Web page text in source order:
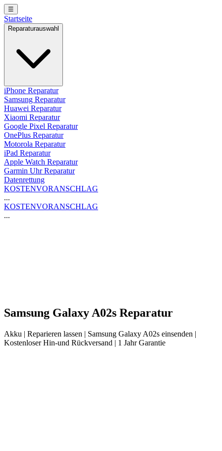
☰
Startseite
Reparaturauswahl
iPhone Reparatur
Samsung Reparatur
Huawei Reparatur
Xiaomi Reparatur
Google Pixel Reparatur
OnePlus Reparatur
Motorola Reparatur
iPad Reparatur
Apple Watch Reparatur
Garmin Uhr Reparatur
Datenrettung
KOSTENVORANSCHLAG
...
KOSTENVORANSCHLAG
...
Samsung Galaxy A02s Reparatur
Akku | Reparieren lassen | Samsung Galaxy A02s einsenden |
Kostenloser Hin-und Rückversand | 1 Jahr Garantie